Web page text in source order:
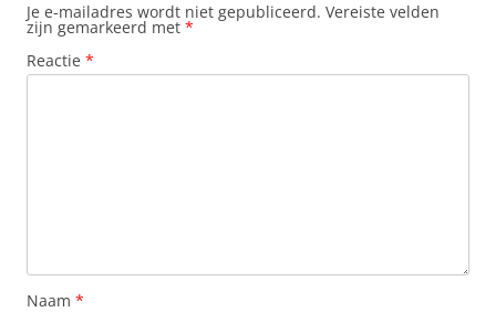
Je e-mailadres wordt niet gepubliceerd. Vereiste velden
zijn gemarkeerd met *
Reactie *
Naam *